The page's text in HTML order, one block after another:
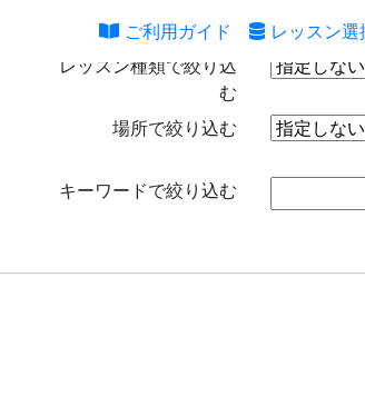
レッスン種類で絞り込
む
場所で絞り込む
キーワードで絞り込む
ご利用ガイド レッスン選